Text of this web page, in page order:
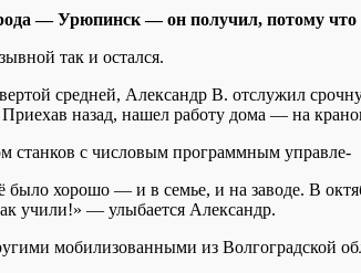
— Урюпинск — он получил, потому что
так и остался.
средней, Александр В. отслужил
Приехав назад, нашел работу дома — на
станков с числовым программным управле-
хорошо — и в семье, и на заводе. В
учили!» — улыбается Александр.
мобилизованными из Волгоградской